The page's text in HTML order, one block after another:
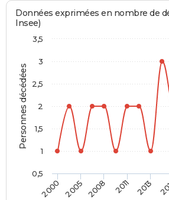
Personnes décédées
Données exprimées en nombre de
Insee)
2000 2005 2008 2011 2013
0,5
1
1,5
2
2,5
3
3,5